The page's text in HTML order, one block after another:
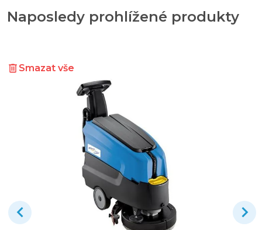
Naposledy prohlížené produkty
Smazat vše